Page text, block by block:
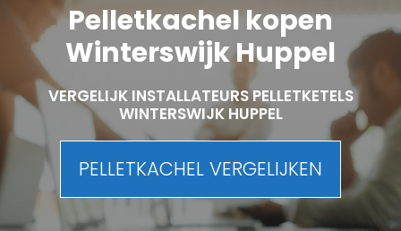
Pelletkachel kopen
Winterswijk Huppel
VERGELIJK INSTALLATEURS PELLETKETELS
WINTERSWIJK HUPPEL
PELLETKACHEL VERGELIJKEN